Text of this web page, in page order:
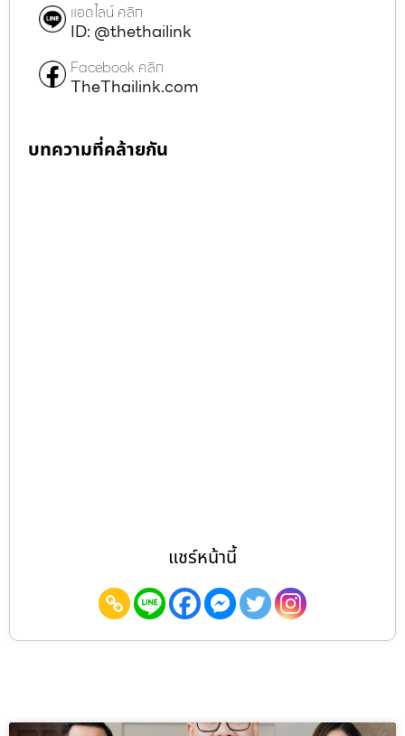
แอดไลน์ คลิก
ID: @thethailink
Facebook คลิก
TheThailink.com
บทความที่คล้ายกัน
แชร์หน้านี้